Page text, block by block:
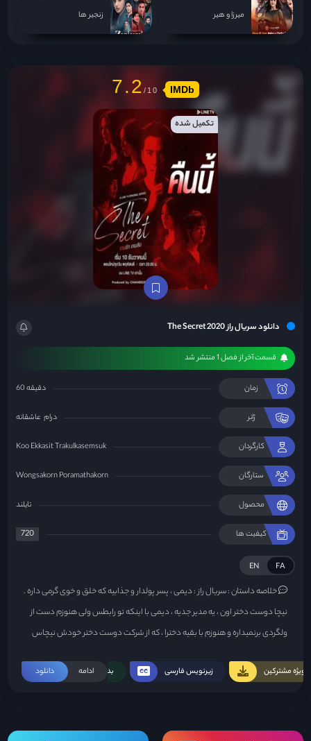
میرزا و هیر زنجیر ها
دانلود سریال راز The Secret 2020
قسمت آخر از فصل 1 منتشر شد
زمان 60 دقیقه
ژانر درام عاشقانه
کارگردان Koo Ekkasit Trakulkasemsuk
ستارگان Wongsakorn Poramathakorn
محصول تایلند
کیفیت ها 720
FA
EN
خلاصه داستان :سریال راز : دیمی ، پسر پولدار و جذابیه که خلق و خوی گرمی داره .
نیچا دوست دختر اون ، یه مدیر جدیه ، دیمی با اینکه تو رابطس ولی هنوزم دست از
ولگردی برنمیداره و هنوزم با بقیه دخترا ، که از شرکت دوست دختر خودش نیچاس
ادامه دانلود ویژه مشترکین زیرنویس فارسی بدون سانسور
7.2 IMDb
تکمیل شده